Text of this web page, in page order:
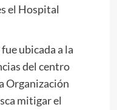
el Hospital
ubicada a la
del centro
Organización
mitigar el